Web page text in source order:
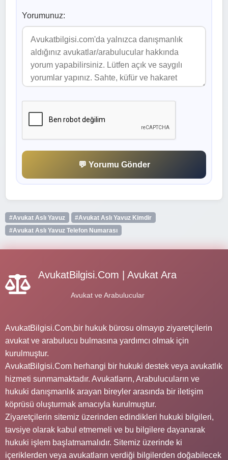
Yorumunuz:
💬 Yorumu Gönder
#Avukat Aslı Yavuz
#Avukat Aslı Yavuz Kimdir
#Avukat Aslı Yavuz Telefon Numarası
AvukatBilgisi.Com | Avukat Ara
Avukat ve Arabulucular
AvukatBilgisi.Com,bir hukuk bürosu olmayıp ziyaretçilerin
avukat ve arabulucu bulmasına yardımcı olmak için
kurulmuştur.
AvukatBilgisi.Com herhangi bir hukuki destek veya avukatlık
hizmeti sunmamaktadır. Avukatların, Arabulucuların ve
hukuki danışmanlık arayan bireyler arasında bir iletişim
köprüsü oluşturmak amacıyla kurulmuştur.
Ziyaretçilerin sitemiz üzerinden edindikleri hukuki bilgileri,
tavsiye olarak kabul etmemeli ve bu bilgilere dayanarak
hukuki işlem başlatmamalıdır. Sitemiz üzerinde ki
içeriklerden veya avukatların verdiği bilgilerden doğabilecek